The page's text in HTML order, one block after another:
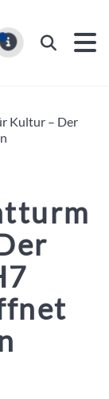
Suchen
Kultur – Der